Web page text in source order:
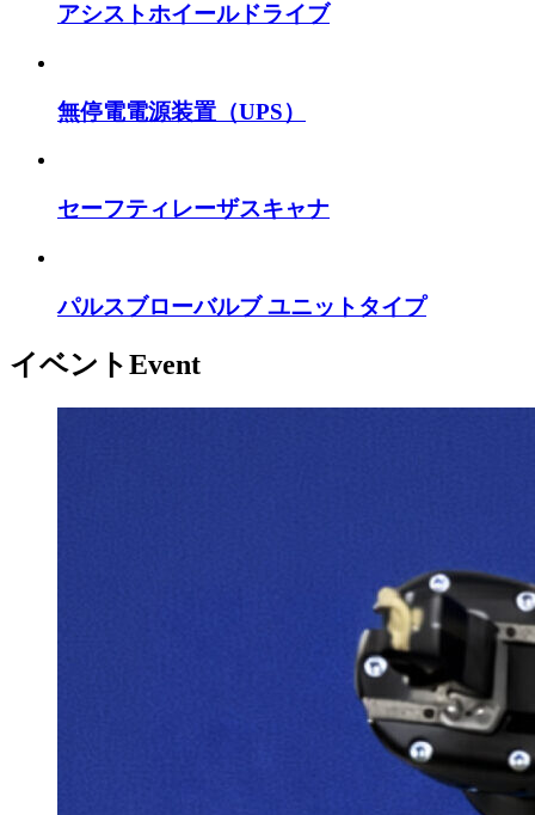
アシストホイールドライブ
無停電電源装置（UPS）
セーフティレーザスキャナ
パルスブローバルブ ユニットタイプ
イベントEvent